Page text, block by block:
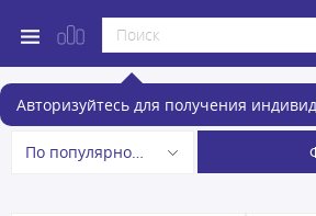
Авторизуйтесь для получения
Блендеры
По популярности